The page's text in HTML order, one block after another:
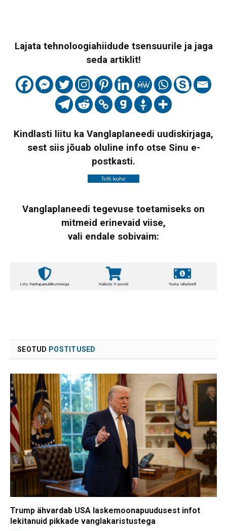
Lajata tehnoloogiahiidude tsensuurile ja jaga
seda artiklit!
Kindlasti liitu ka Vanglaplaneedi uudiskirjaga,
sest siis jõuab oluline info otse Sinu e-
postkasti.
Vanglaplaneedi tegevuse toetamiseks on
mitmeid erinevaid viise,
vali endale sobivaim:
SEOTUD POSTITUSED
Trump ähvardab USA laskemoonapuudusest infot
lekitanuid pikkade vanglakaristustega